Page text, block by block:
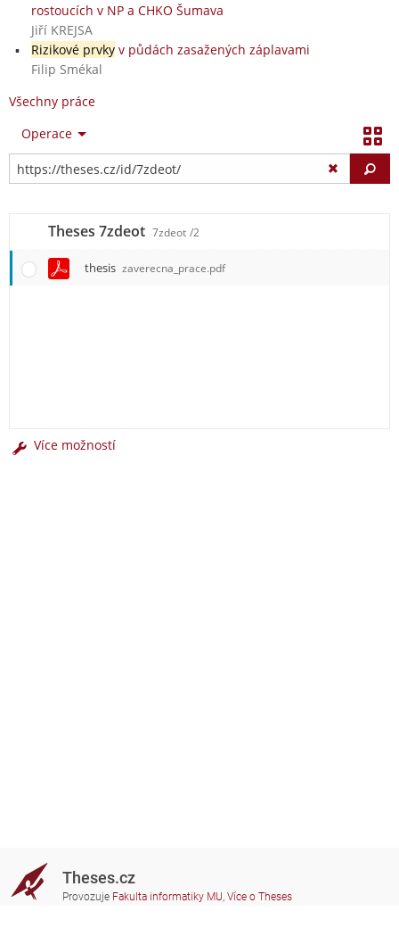
rostoucích v NP a CHKO Šumava
Jiří KREJSA
Rizikové prvkyv půdách zasažených záplavami
Filip Smékal
Všechny práce
Operace
Theses 7zdeot 7zdeot /2
thesis zaverecna_prace.pdf
Více možností
Theses.cz
Provozuje Fakulta informatiky MU, Více o Theses